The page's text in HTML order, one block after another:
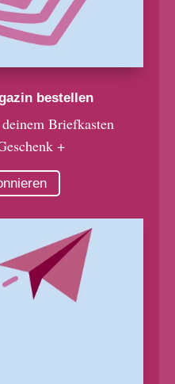
bestellen
Briefkasten
+